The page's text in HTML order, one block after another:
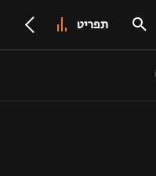
תפריט